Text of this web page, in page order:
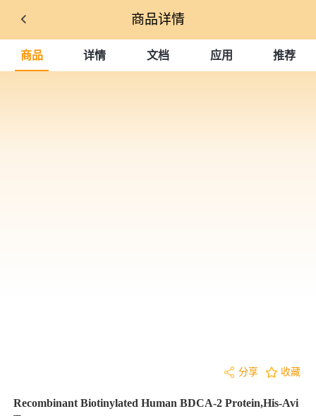
商品详情
商品 详情 文档 应用 推荐
分享 收藏
Recombinant Biotinylated Human BDCA-2 Protein,His-Avi